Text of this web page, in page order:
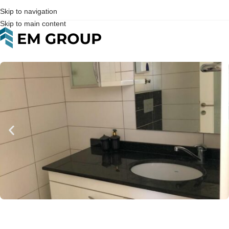
Skip to navigation
Skip to main content
Home>Продажа двухуровневой квартиры 2+ 1,